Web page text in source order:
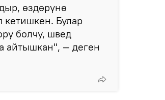
өздөрүнө
кетишкен. Булар
болчу, швед
айтышкан", — деген